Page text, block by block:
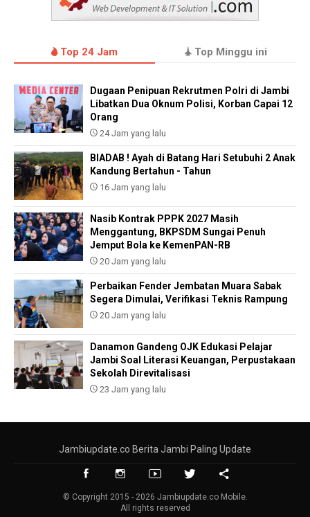
Top 24 Jam Top Minggu ini
Dugaan Penipuan Rekrutmen Polri di Jambi
Libatkan Dua Oknum Polisi, Korban Capai 12
Orang
24 Jam yang lalu
BIADAB ! Ayah di Batang Hari Setubuhi 2 Anak
Kandung Bertahun - Tahun
16 Jam yang lalu
Nasib Kontrak PPPK 2027 Masih
Menggantung, BKPSDM Sungai Penuh
Jemput Bola ke KemenPAN-RB
20 Jam yang lalu
Perbaikan Fender Jembatan Muara Sabak
Segera Dimulai, Verifikasi Teknis Rampung
20 Jam yang lalu
Danamon Gandeng OJK Edukasi Pelajar
Jambi Soal Literasi Keuangan, Perpustakaan
Sekolah Direvitalisasi
23 Jam yang lalu
Jambiupdate.co Berita Jambi Paling Update
© Copyright 2015 - 2026 Jambiupdate.co Mobile.
All rights reserved